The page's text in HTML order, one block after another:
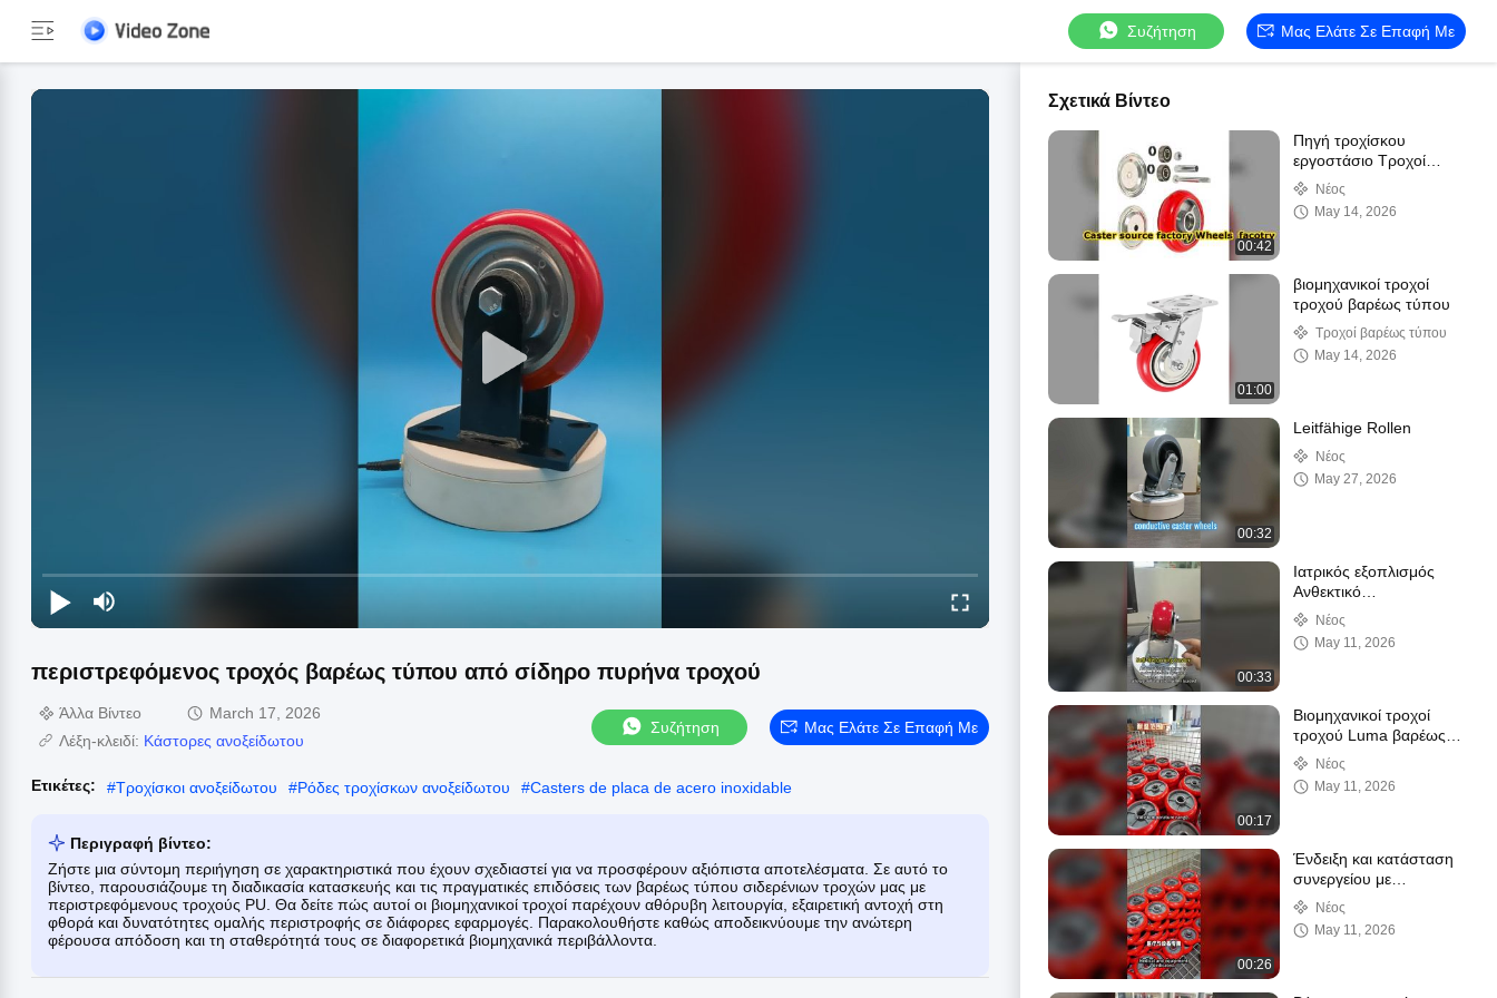
Συζήτηση Μας Ελάτε Σε Επαφή Με
περιστρεφόμενος τροχός βαρέως τύπου από σίδηρο πυρήνα τροχού
Άλλα Βίντεο
March 17, 2026
Λέξη-κλειδί: Κάστορες ανοξείδωτου
Συζήτηση Μας Ελάτε Σε Επαφή Με
Ετικέτες: #Τροχίσκοι ανοξείδωτου #Ρόδες τροχίσκων ανοξείδωτου #Casters de placa de acero inoxidable
Περιγραφή βίντεο:
Ζήστε μια σύντομη περιήγηση σε χαρακτηριστικά που έχουν σχεδιαστεί για να προσφέρουν αξιόπιστα αποτελέσματα. Σε αυτό το
βίντεο, παρουσιάζουμε τη διαδικασία κατασκευής και τις πραγματικές επιδόσεις των βαρέως τύπου σιδερένιων τροχών μας με
περιστρεφόμενους τροχούς PU. Θα δείτε πώς αυτοί οι βιομηχανικοί τροχοί παρέχουν αθόρυβη λειτουργία, εξαιρετική αντοχή στη
φθορά και δυνατότητες ομαλής περιστροφής σε διάφορες εφαρμογές. Παρακολουθήστε καθώς αποδεικνύουμε την ανώτερη
φέρουσα απόδοση και τη σταθερότητά τους σε διαφορετικά βιομηχανικά περιβάλλοντα.
Σχετικά Βίντεο
00:42
Πηγή τροχίσκου
εργοστάσιο Τροχοί
facotryΝέος
May 14, 2026
01:00
βιομηχανικοί τροχοί
τροχού βαρέως τύπου
Τροχοί βαρέως τύπου
May 14, 2026
00:32
Leitfähige Rollen
Νέος
May 27, 2026
00:33
Ιατρικός εξοπλισμός
Ανθεκτικό
αυτοεπιστρέφον τροχό
βαρέως τύπου Τροχός
AGV Caster
Ιατρικός εξοπλισμός
Νέος
May 11, 2026
00:17
Βιομηχανικοί τροχοί
τροχού Luma βαρέως
τύπουΝέος
May 11, 2026
00:26
Ένδειξη και κατάσταση
συνεργείου με
βιομηχανικούς τροχούς
ελατηρίου εξαιρετικά
βαρέως τύπου
Νέος
May 11, 2026